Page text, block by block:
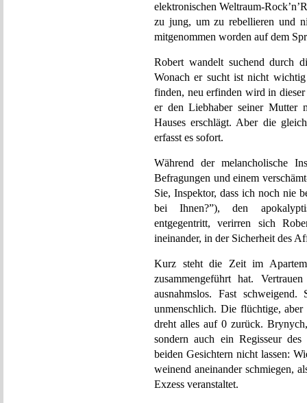
elektronischen Weltraum-
zu jung, um zu rebellieren und
mitgenommen worden auf dem
Robert wandelt suchend durch
Wonach er sucht ist nicht
finden, neu erfinden wird in
er den Liebhaber seiner Mutter
Hauses erschlägt. Aber die
erfasst es sofort.
Während der melancholische
Befragungen und einem
Sie, Inspektor, dass ich noch nie
bei Ihnen?”), den
entgegentritt, verirren sich
ineinander, in der Sicherheit des
Kurz steht die Zeit im
zusammengeführt hat.
ausnahmslos. Fast
unmenschlich. Die flüchtige,
dreht alles auf 0 zurück.
sondern auch ein Regisseur
beiden Gesichtern nicht lassen:
weinend aneinander schmiegen,
Exzess veranstaltet.